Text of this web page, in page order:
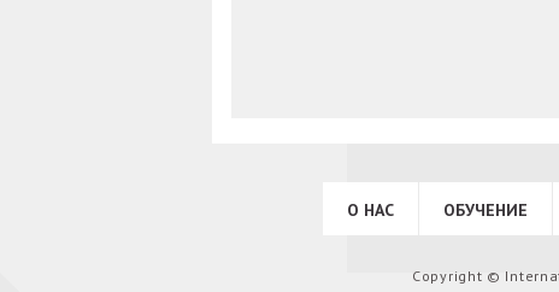
О НАС ОБУЧЕНИЕ
Copyright ©